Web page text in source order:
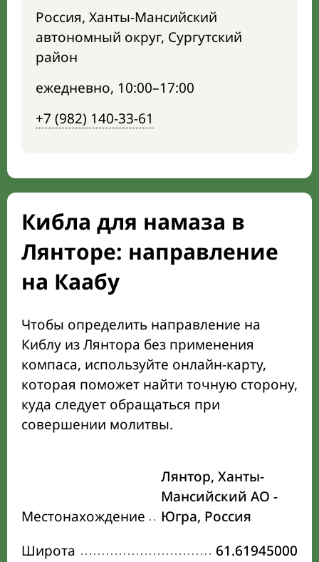
Россия, Ханты-Мансийский
автономный округ, Сургутский
район
ежедневно, 10:00–17:00
+7 (982) 140-33-61
Кибла для намаза в
Лянторе: направление
на Каабу
Чтобы определить направление на
Киблу из Лянтора без применения
компаса, используйте онлайн-карту,
которая поможет найти точную сторону,
куда следует обращаться при
совершении молитвы.
Местонахождение
Лянтор, Ханты-
Мансийский АО -
Югра, Россия
Широта
61.61945000